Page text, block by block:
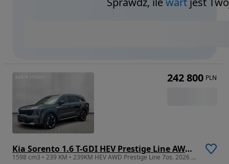
Kia Sorento 1.6 T-GDI HEV Prestige Line AWD 7os
1598 cm3 • 239 KM • 239KM HEV AWD Prestige Line 7os. 2026 Kredyt 50/50 0%
242 800 PLN